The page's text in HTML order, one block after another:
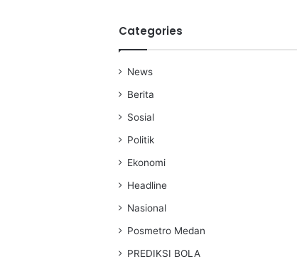
Categories
News
Berita
Sosial
Politik
Ekonomi
Headline
Nasional
Posmetro Medan
PREDIKSI BOLA